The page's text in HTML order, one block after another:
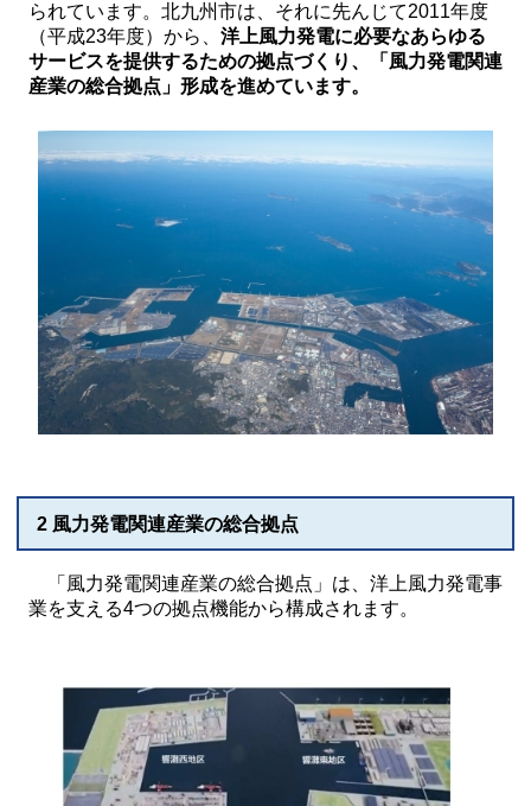
られています。北九州市は、それに先んじて2011年度
（平成23年度）から、 洋上風力発電に必要なあらゆる
サービスを提供するための拠点づくり、「風力発電関連
産業の総合拠点」形成を進めています。
2 風力発電関連産業の総合拠点
「風力発電関連産業の総合拠点」は、洋上風力発電事
業を支える4つの拠点機能から構成されます。